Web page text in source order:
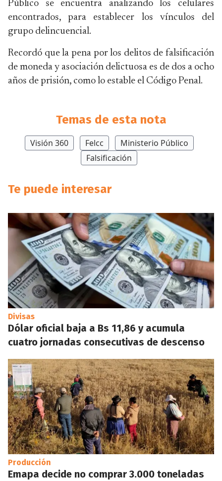
Público se encuentra analizando los celulares
encontrados, para establecer los vínculos del
grupo delincuencial.
Recordó que la pena por los delitos de falsificación
de moneda y asociación delictuosa es de dos a ocho
años de prisión, como lo estable el Código Penal.
Temas de esta nota
Visión 360 Felcc
Ministerio Público
Falsificación
Te puede interesar
Divisas
Dólar oficial baja a Bs 11,86 y acumula
cuatro jornadas consecutivas de descenso
Producción
Emapa decide no comprar 3.000 toneladas